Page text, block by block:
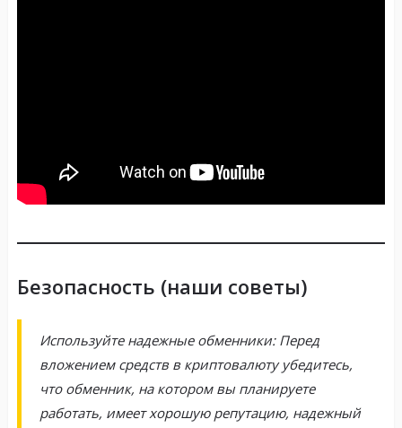
Безопасность (наши советы)
Используйте надежные обменники: Перед
вложением средств в криптовалюту убедитесь,
что обменник, на котором вы планируете
работать, имеет хорошую репутацию, надежный